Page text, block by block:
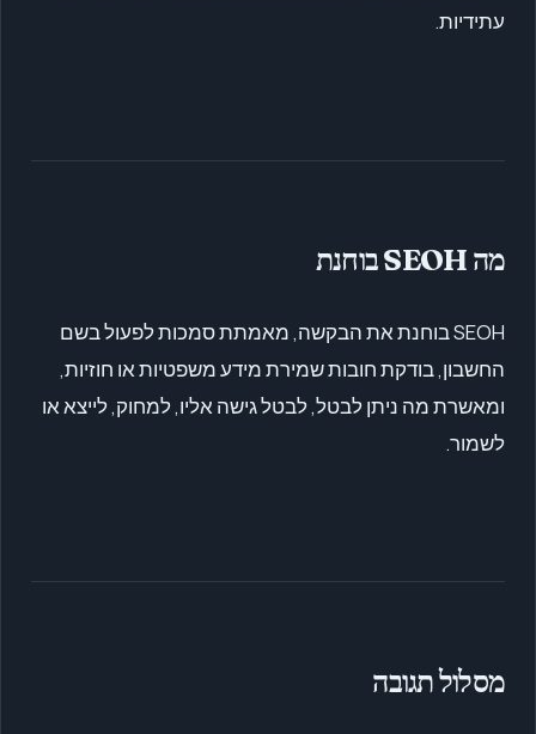
עתידיות.
מה SEOH בוחנת
SEOH בוחנת את הבקשה, מאמתת סמכות לפעול בשם
החשבון, בודקת חובות שמירת מידע משפטיות או חוזיות,
ומאשרת מה ניתן לבטל, לבטל גישה אליו, למחוק, לייצא או
לשמור.
מסלול תגובה